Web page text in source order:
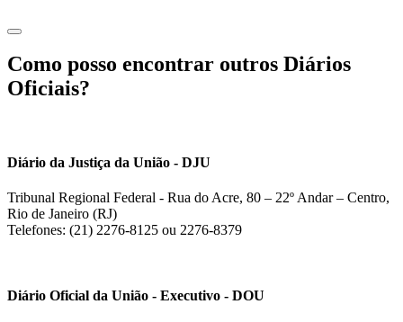
Como posso encontrar outros Diários
Oficiais?
Diário da Justiça da União - DJU
Tribunal Regional Federal - Rua do Acre, 80 – 22º Andar – Centro,
Rio de Janeiro (RJ)
Telefones: (21) 2276-8125 ou 2276-8379
Diário Oficial da União - Executivo - DOU